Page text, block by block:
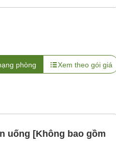
phòng Xem theo gói giá
uống [Không bao gồm